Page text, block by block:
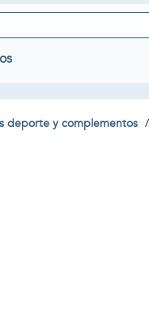
deporte y complementos